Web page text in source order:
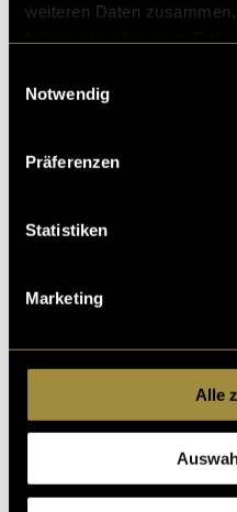
weiteren Daten
Notwendig
Präferenzen
Statistiken
Marketing
Alle